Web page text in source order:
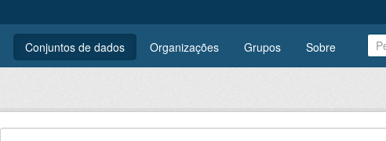
Conjuntos de dados Organizações Grupos Sobre